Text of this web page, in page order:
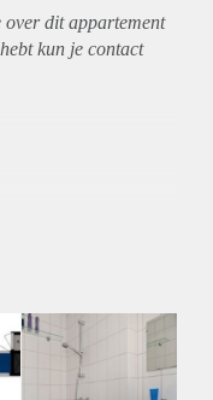
over ditappartement
kun je contact